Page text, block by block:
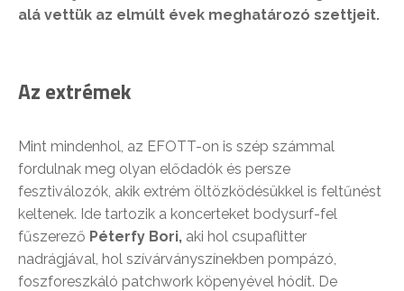
alá vettük az elmúlt évek meghatározó szettjeit.
Az extrémek
Mint mindenhol, az EFOTT-on is szép számmal
fordulnak meg olyan elődadók és persze
fesztiválozók, akik extrém öltözködésükkel is feltűnést
keltenek. Ide tartozik a koncerteket bodysurf-fel
fűszerező Péterfy Bori, aki hol csupaflitter
nadrágjával, hol szívárványszínekben pompázó,
foszforeszkáló patchwork köpenyével hódít. De